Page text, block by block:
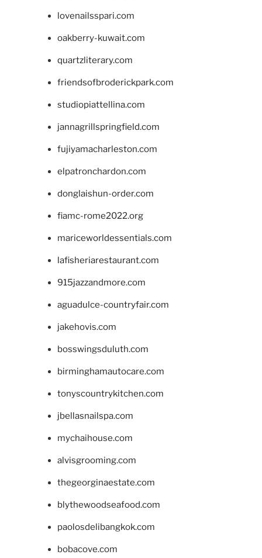
lovenailsspari.com
oakberry-kuwait.com
quartzliterary.com
friendsofbroderickpark.com
studiopiattellina.com
jannagrillspringfield.com
fujiyamacharleston.com
elpatronchardon.com
donglaishun-order.com
fiamc-rome2022.org
mariceworldessentials.com
lafisheriarestaurant.com
915jazzandmore.com
aguadulce-countryfair.com
jakehovis.com
bosswingsduluth.com
birminghamautocare.com
tonyscountrykitchen.com
jbellasnailspa.com
mychaihouse.com
alvisgrooming.com
thegeorginaestate.com
blythewoodseafood.com
paolosdelibangkok.com
bobacove.com